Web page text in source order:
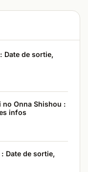
Date de sortie,
no Onna Shishou :
infos
Date de sortie,